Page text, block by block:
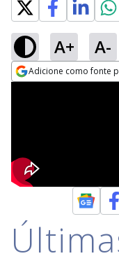
A+ A-
Adicione como fonte